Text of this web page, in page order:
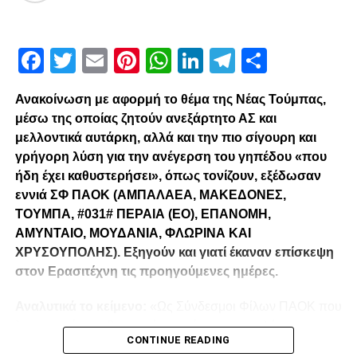
Facebook
Twitter
EmailPinterest
WhatsApp
LinkedIn
Telegram
Ανακοίνωση με αφορμή το θέμα της Νέας Τούμπας,
μέσω της οποίας ζητούν ανεξάρτητο ΑΣ και
μελλοντικά αυτάρκη, αλλά και την πιο σίγουρη και
γρήγορη λύση για την ανέγερση του γηπέδου «που
ήδη έχει καθυστερήσει», όπως τονίζουν, εξέδωσαν
εννιά ΣΦ ΠΑΟΚ (ΑΜΠΑΛΑΕΑ, ΜΑΚΕΔΟΝΕΣ,
ΤΟΥΜΠΑ, #031# ΠΕΡΑΙΑ (ΕΟ), ΕΠΑΝΟΜΗ,
ΑΜΥΝΤΑΙΟ, ΜΟΥΔΑΝΙΑ, ΦΛΩΡΙΝΑ ΚΑΙ
ΧΡΥΣΟΥΠΟΛΗΣ). Εξηγούν και γιατί έκαναν επίσκεψη
στον Ερασιτέχνη τις προηγούμενες ημέρες.
λειτουργούμε καθημερινά με γνώμωνα το καλό του
Δικεφάλου και μόνο, αισθανόμαστε την ανάγκη να
CONTINUE READING